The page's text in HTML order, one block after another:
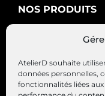
AtelierD souhaite
données personnelles,
fonctionnalités liées
NOS PRODUITS
Alternateurs –